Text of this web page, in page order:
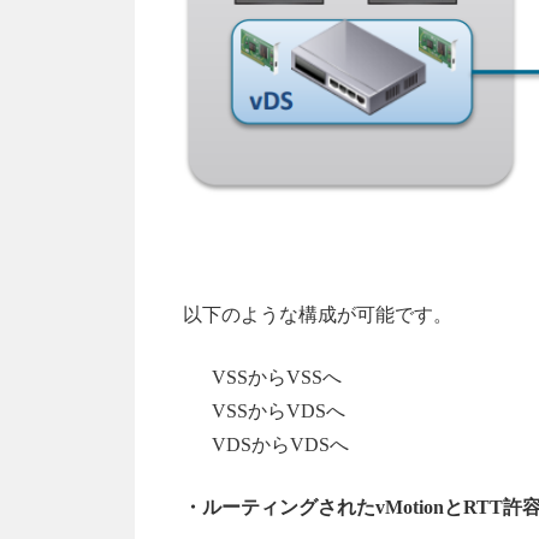
以下のような構成が可能です。
VSSからVSSへ
VSSからVDSへ
VDSからVDSへ
・ルーティングされたvMotionとRTT許